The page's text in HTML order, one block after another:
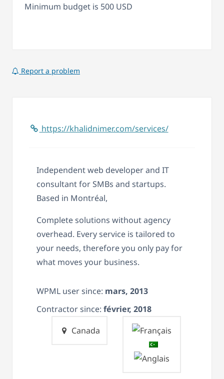
Minimum budget is 500 USD
Report a problem
https://khalidnimer.com/services/
Independent web developer and IT
consultant for SMBs and startups.
Based in Montréal,
Complete solutions without agency
overhead. Every service is tailored to
your needs, therefore you only pay for
what moves your business.
WPML user since: mars, 2013
Contractor since: février, 2018
Canada